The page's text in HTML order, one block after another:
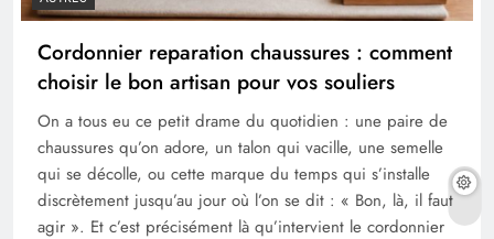
Cordonnier reparation chaussures : comment
choisir le bon artisan pour vos souliers
On a tous eu ce petit drame du quotidien : une paire de
chaussures qu’on adore, un talon qui vacille, une semelle
qui se décolle, ou cette marque du temps qui s’installe
discrètement jusqu’au jour où l’on se dit : « Bon, là, il faut
agir ». Et c’est précisément là qu’intervient le cordonnier